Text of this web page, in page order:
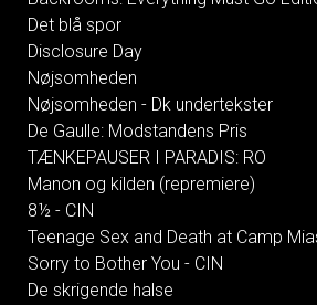
Det blå spor
Disclosure Day
Nøjsomheden
Nøjsomheden - Dk undertekster
De Gaulle: Modstandens Pris
TÆNKEPAUSER I PARADIS: RO
Manon og kilden (repremiere)
8½ - CIN
Teenage Sex and Death at Camp
Sorry to Bother You - CIN
De skrigende halse